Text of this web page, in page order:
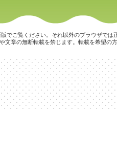
でご覧ください。それ以外のブラウザでは
文章の無断転載を禁じます。転載を希望の